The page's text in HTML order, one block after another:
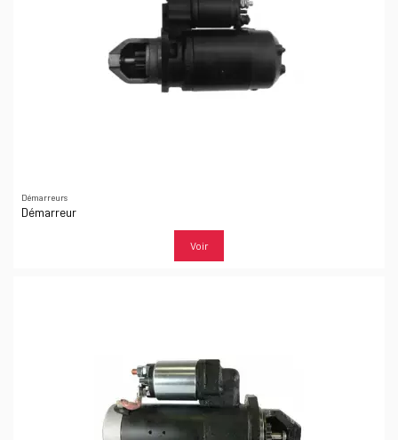
Démarreurs
Démarreur
Voir